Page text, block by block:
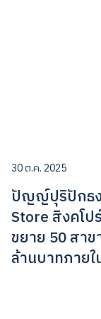
30 ต.ค. 2025
ปัญญ์ปุริปักธง
Store สิงคโป
ขยาย 50 สาข
ล้านบาทภาย